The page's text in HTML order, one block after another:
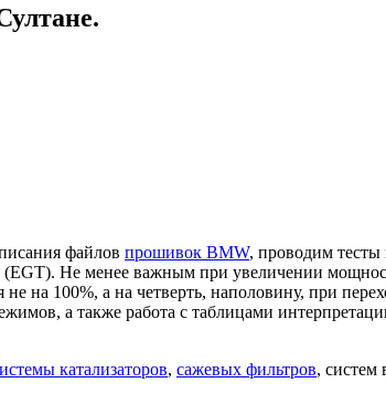
файлов прошивок BMW, проводим тесты
Не менее важным при увеличении
на 100%, а на четверть, наполовину, при
а также работа с таблицами
катализаторов, сажевых фильтров, систем